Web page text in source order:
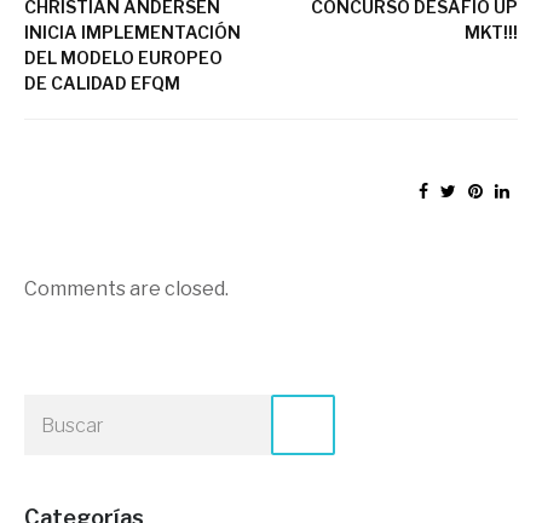
CHRISTIAN ANDERSEN
INICIA IMPLEMENTACIÓN
DEL MODELO EUROPEO
DE CALIDAD EFQM
CONCURSO DESAFÍO UP
MKT!!!
Comments are closed.